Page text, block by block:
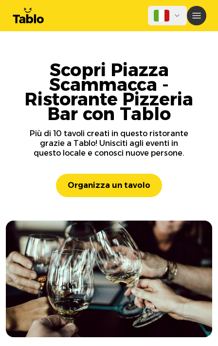
Scopri Piazza
Scammacca -
Ristorante Pizzeria
Bar con Tablo
Più di 10 tavoli creati in questo ristorante
grazie a Tablo! Unisciti agli eventi in
questo locale e conosci nuove persone.
Organizza un tavolo